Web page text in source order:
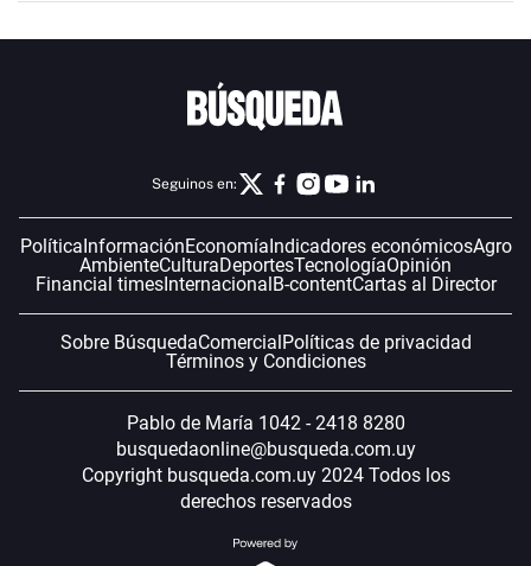
Seguinos en:
PolíticaInformaciónEconomíaIndicadores económicosAgro
AmbienteCulturaDeportesTecnologíaOpinión
Financial timesInternacionalB-contentCartas al Director
Sobre BúsquedaComercialPolíticas de privacidad
Términos y Condiciones
Pablo de María 1042 - 2418 8280
busquedaonline@busqueda.com.uy
Copyright busqueda.com.uy 2024 Todos los
derechos reservados